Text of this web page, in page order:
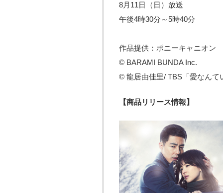
8月11日（日）放送
午後4時30分～5時40分
作品提供：ポニーキャニオン
© BARAMI BUNDA Inc.
© 龍居由佳里/ TBS「愛なんて
【商品リリース情報】